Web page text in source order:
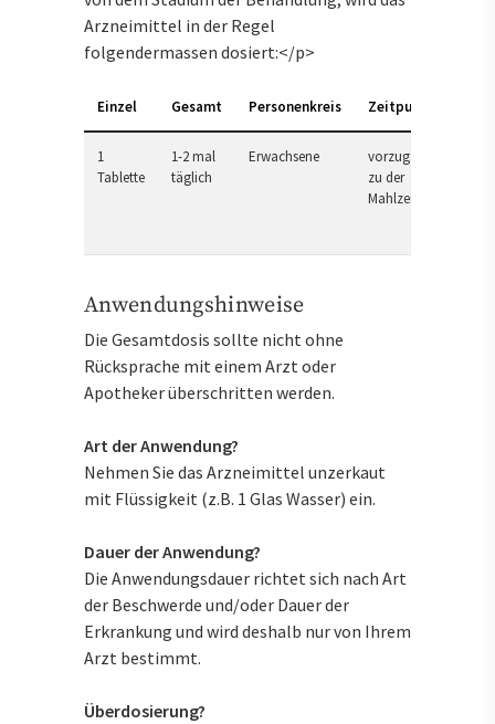
Arzneimittel in der Regel
folgendermassen dosiert:</p>
Einzel Gesamt Personenkreis Zeitpunkt
1
Tablette
1-2 mal
täglich
Erwachsene
vorzugsweise
zu der
Mahlzeit
Anwendungshinweise
Die Gesamtdosis sollte nicht ohne
Rücksprache mit einem Arzt oder
Apotheker überschritten werden.
Art der Anwendung?
Nehmen Sie das Arzneimittel unzerkaut
mit Flüssigkeit (z.B. 1 Glas Wasser) ein.
Dauer der Anwendung?
Die Anwendungsdauer richtet sich nach Art
der Beschwerde und/oder Dauer der
Erkrankung und wird deshalb nur von Ihrem
Arzt bestimmt.
Überdosierung?